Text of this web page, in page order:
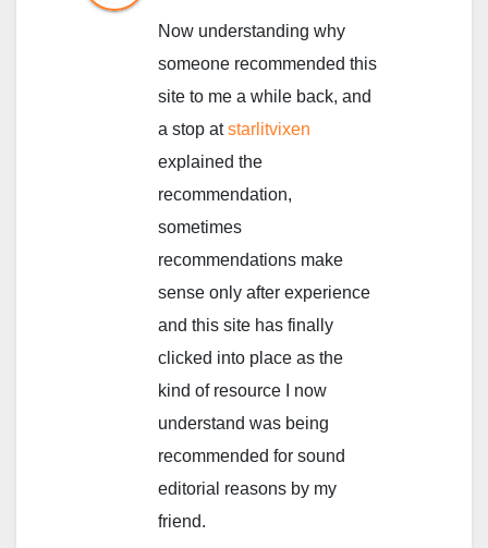
Now understanding why
someone recommended this
site to me a while back, and
a stop atstarlitvixen
explained the
recommendation,
sometimes
recommendations make
sense only after experience
and this site has finally
clicked into place as the
kind of resource I now
understand was being
recommended for sound
editorial reasons by my
friend.